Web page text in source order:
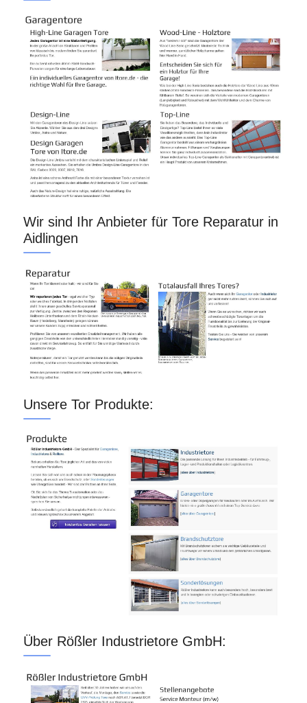
Wir sind Ihr Anbieter für Tore Reparatur in
Aidlingen
Unsere Tor Produkte:
Über Rößler Industrietore GmbH: